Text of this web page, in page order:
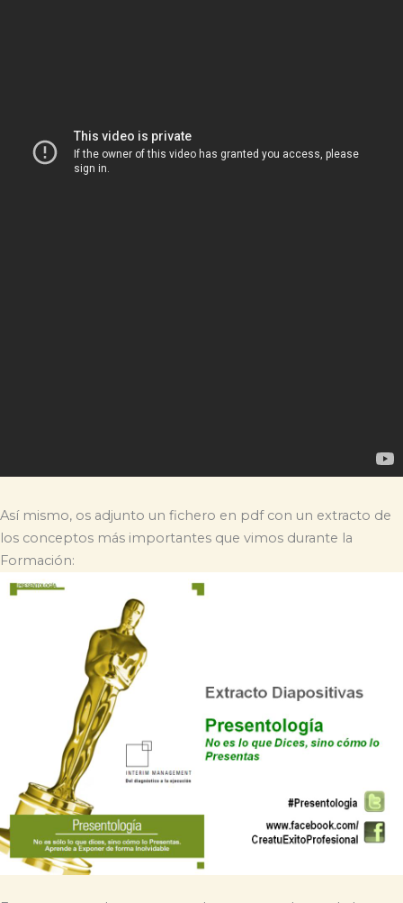
Así mismo, os adjunto un fichero en pdf con un extracto de
los conceptos más importantes que vimos durante la
Formación: